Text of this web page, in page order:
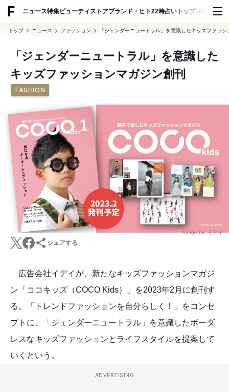
ニュース特集ビューティ ストアブランド・ヒト22時占い トップ100 スナッ
トップ ニュース ファッション 「ジェンダーニュートラル」を意識したキッズファッ
「ジェンダーニュートラル」を意識した
キッズファッションマガジン創刊
FASHION
Image by: イデイ
シェアする
広告会社イデイが、新たなキッズファッションマガジ
ン「ココキッズ（COCO Kids）」を2023年2月に創刊す
る。「トレンドファッションを自分らしく！」をコンセ
プトに、「ジェンダーニュートラル」を意識したボーダ
レスなキッズファッションとライフスタイルを提案して
いくという。
ADVERTISING